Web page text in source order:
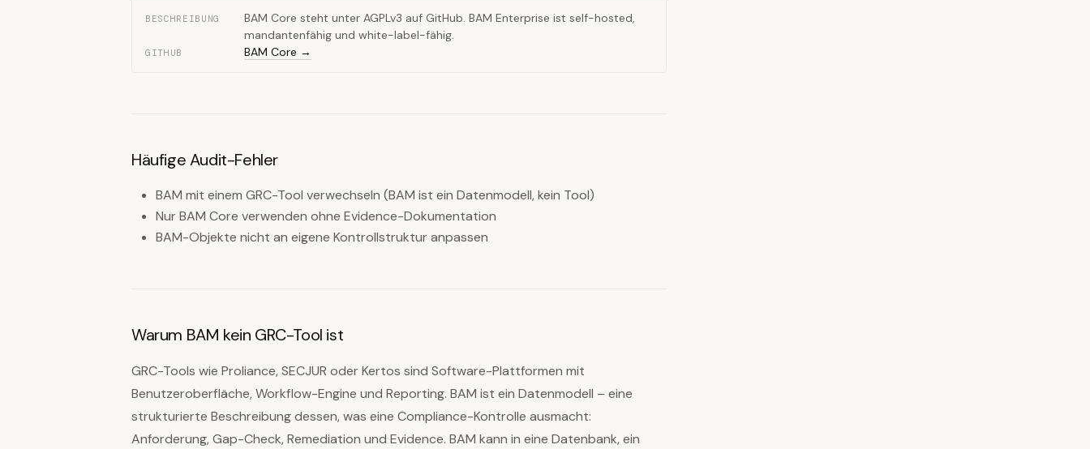
BESCHREIBUNG
BAM Core steht unter AGPLv3 auf GitHub. BAM Enterprise ist self-hosted,
mandantenfähig und white-label-fähig.
GITHUB BAM Core →
Häufige Audit-Fehler
BAM mit einem GRC-Tool verwechseln (BAM ist ein Datenmodell, kein Tool)
Nur BAM Core verwenden ohne Evidence-Dokumentation
BAM-Objekte nicht an eigene Kontrollstruktur anpassen
Warum BAM kein GRC-Tool ist
GRC-Tools wie Proliance, SECJUR oder Kertos sind Software-Plattformen mit
Benutzeroberfläche, Workflow-Engine und Reporting. BAM ist ein Datenmodell – eine
strukturierte Beschreibung dessen, was eine Compliance-Kontrolle ausmacht:
Anforderung, Gap-Check, Remediation und Evidence. BAM kann in eine Datenbank, ein